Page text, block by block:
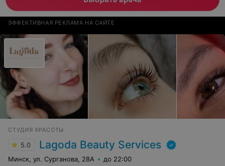
ЭФФЕКТИВНАЯ РЕКЛАМА НА САЙТЕ
СТУДИЯ КРАСОТЫ
5.0 Lagoda Beauty Services
Минск, ул. Сурганова, 28А до 22:00